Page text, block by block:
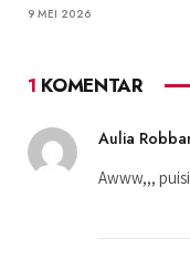
9 MEI 2026
1 KOMENTAR
Aulia
Awww,,,